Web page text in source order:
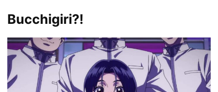
Bucchigiri?!